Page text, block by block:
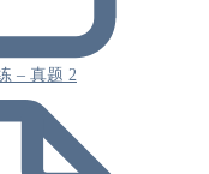
– 真题 2